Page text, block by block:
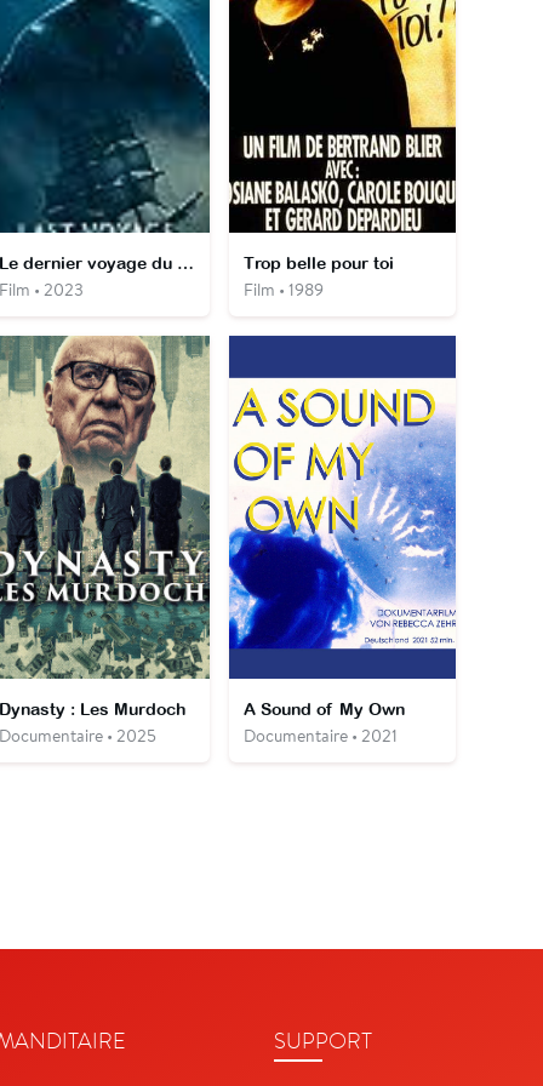
Le dernier voyage du Demeter
• 2023
Trop belle pour toi
Film • 1989
: Les Murdoch
• 2025
A Sound of My Own
Documentaire • 2021
SUPPORT